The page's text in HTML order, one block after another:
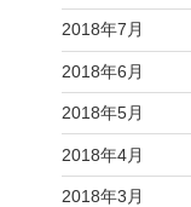
2018年7月
2018年6月
2018年5月
2018年4月
2018年3月